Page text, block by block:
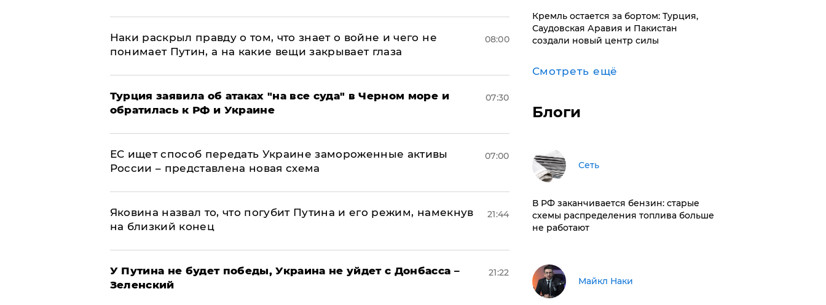
Наки раскрыл правду о том, что знает о войне и чего не
понимает Путин, а на какие вещи закрывает глаза
08:00
Турция заявила об атаках "на все суда" в Черном море и
обратилась к РФ и Украине
07:30
ЕС ищет способ передать Украине замороженные активы
России – представлена новая схема
07:00
Яковина назвал то, что погубит Путина и его режим, намекнув
на близкий конец
21:44
У Путина не будет победы, Украина не уйдет с Донбасса –
Зеленский
21:22
​Кремль остается за бортом: Турция,
Саудовская Аравия и Пакистан
создали новый центр силы
Смотреть ещё
Блоги
Сеть
​В РФ заканчивается бензин: старые
схемы распределения топлива больше
не работают
Майкл Наки